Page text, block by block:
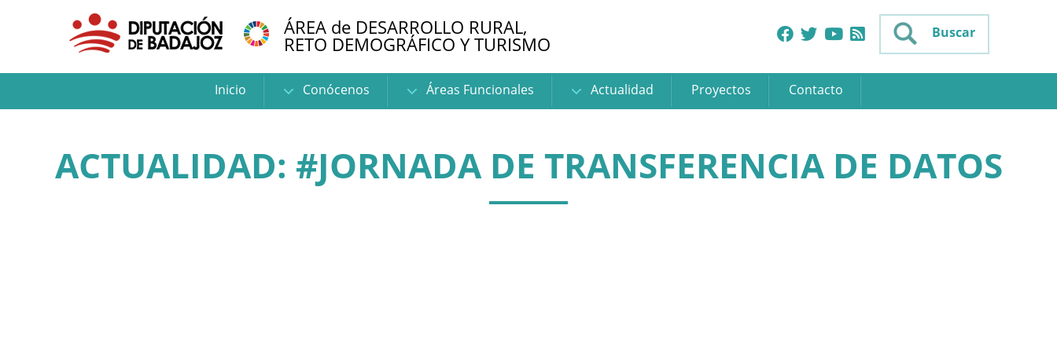
ÁREA de DESARROLLO RURAL,
RETO DEMOGRÁFICO Y TURISMO Buscar
Inicio Conócenos Áreas Funcionales Actualidad Proyectos Contacto
ACTUALIDAD: #JORNADA DE TRANSFERENCIA DE DATOS